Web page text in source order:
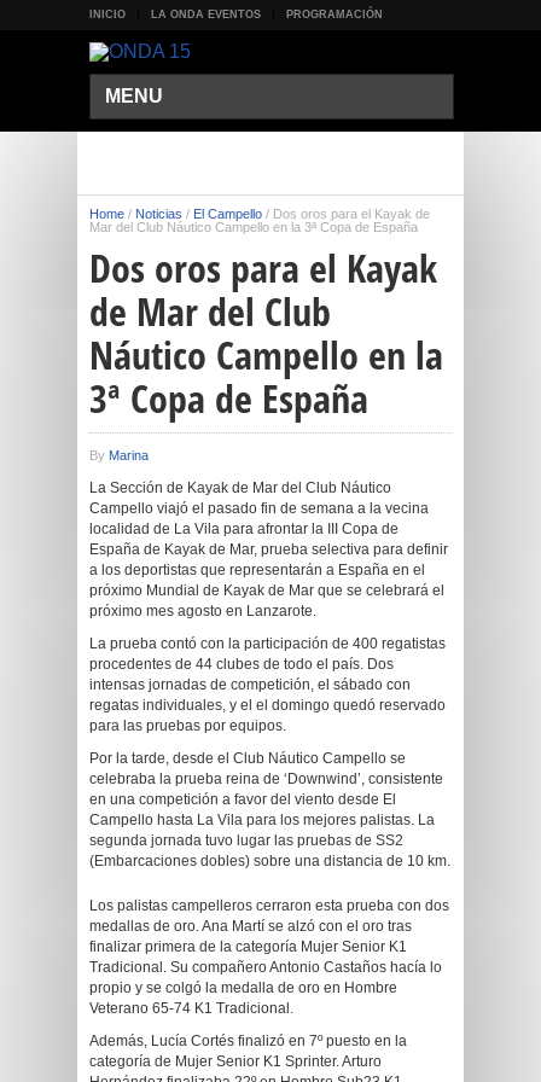
INICIO LA ONDA EVENTOS PROGRAMACIÓN
MENU
Home / Noticias / El Campello / Dos oros para el Kayak de
Mar del Club Náutico Campello en la 3ª Copa de España
Dos oros para el Kayak
de Mar del Club
Náutico Campello en la
3ª Copa de España
By Marina
La Sección de Kayak de Mar del Club Náutico
Campello viajó el pasado fin de semana a la vecina
localidad de La Vila para afrontar la III Copa de
España de Kayak de Mar, prueba selectiva para definir
a los deportistas que representarán a España en el
próximo Mundial de Kayak de Mar que se celebrará el
próximo mes agosto en Lanzarote.
La prueba contó con la participación de 400 regatistas
procedentes de 44 clubes de todo el país. Dos
intensas jornadas de competición, el sábado con
regatas individuales, y el el domingo quedó reservado
para las pruebas por equipos.
Por la tarde, desde el Club Náutico Campello se
celebraba la prueba reina de ‘Downwind’, consistente
en una competición a favor del viento desde El
Campello hasta La Vila para los mejores palistas. La
segunda jornada tuvo lugar las pruebas de SS2
(Embarcaciones dobles) sobre una distancia de 10 km.
Los palistas campelleros cerraron esta prueba con dos
medallas de oro. Ana Martí se alzó con el oro tras
finalizar primera de la categoría Mujer Senior K1
Tradicional. Su compañero Antonio Castaños hacía lo
propio y se colgó la medalla de oro en Hombre
Veterano 65-74 K1 Tradicional.
Además, Lucía Cortés finalizó en 7º puesto en la
categoría de Mujer Senior K1 Sprinter. Arturo